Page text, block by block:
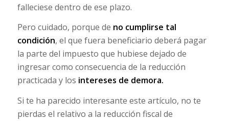
falleciese dentro de ese plazo.
Pero cuidado, porque de no cumplirse tal
condición, el que fuera beneficiario deberá pagar
la parte del impuesto que hubiese dejado de
ingresar como consecuencia de la reducción
practicada y los intereses de demora.
Si te ha parecido interesante este artículo, no te
pierdas el relativo a la reducción fiscal de